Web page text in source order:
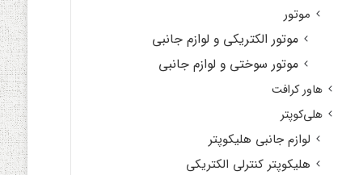
موتور
موتور الکتریکی و لوازم جانبی
موتور سوختی و لوازم جانبی
هاور کرافت
هلی‌کوپتر
لوازم جانبی هلیکوپتر
هلیکوپتر کنترلی الکتریکی